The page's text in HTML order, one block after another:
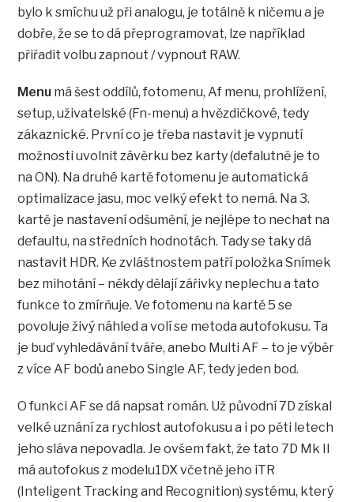
bylo k smíchu už při analogu, je totálně k ničemu a je
dobře, že se to dá přeprogramovat, lze například
přiřadit volbu zapnout / vypnout RAW.
Menu má šest oddílů, fotomenu, Af menu, prohlížení,
setup, uživatelské (Fn-menu) a hvězdičkové, tedy
zákaznické. První co je třeba nastavit je vypnutí
možnosti uvolnit závěrku bez karty (defalutně je to
na ON). Na druhé kartě fotomenu je automatická
optimalizace jasu, moc velký efekt to nemá. Na 3.
kartě je nastavení odšumění, je nejlépe to nechat na
defaultu, na středních hodnotách. Tady se taky dá
nastavit HDR. Ke zvláštnostem patří položka Snímek
bez mihotání – někdy dělají zářivky neplechu a tato
funkce to zmírňuje. Ve fotomenu na kartě 5 se
povoluje živý náhled a volí se metoda autofokusu. Ta
je buď vyhledávání tváře, anebo Multi AF – to je výběr
z více AF bodů anebo Single AF, tedy jeden bod.
O funkci AF se dá napsat román. Už původní 7D získal
velké uznání za rychlost autofokusu a i po pěti letech
jeho sláva nepovadla. Je ovšem fakt, že tato 7D Mk II
má autofokus z modelu1DX včetně jeho iTR
(Inteligent Tracking and Recognition) systému, který